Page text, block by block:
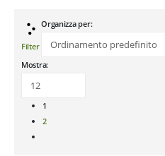
Filter
Organizza per:
Mostra:
1
2